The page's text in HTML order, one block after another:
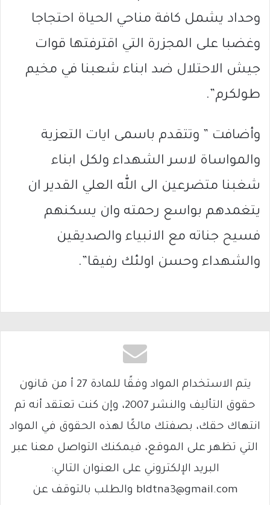
وحداد يشمل كافة مناحي الحياة احتجاجا
وغضبا على المجزرة التي اقترفتها قوات
جيش الاحتلال ضد ابناء شعبنا في مخيم
طولكرم”.
وأضافت ” وتتقدم باسمى ايات التعزية
والمواساة لاسر الشهداء ولكل ابناء
شغبنا متضرعين الى الله العلي القدير ان
يتغمدهم بواسع رحمته وان يسكنهم
فسيح جناته مع الانبياء والصديقين
والشهداء وحسن اولئك رفيقا”.
يتم الاستخدام المواد وفقًا للمادة 27 أ من قانون
حقوق التأليف والنشر 2007، وإن كنت تعتقد أنه تم
انتهاك حقك، بصفتك مالكًا لهذه الحقوق في المواد
التي تظهر على الموقع، فيمكنك التواصل معنا عبر
البريد الإلكتروني على العنوان التالي:
bldtna3@gmail.com والطلب بالتوقف عن